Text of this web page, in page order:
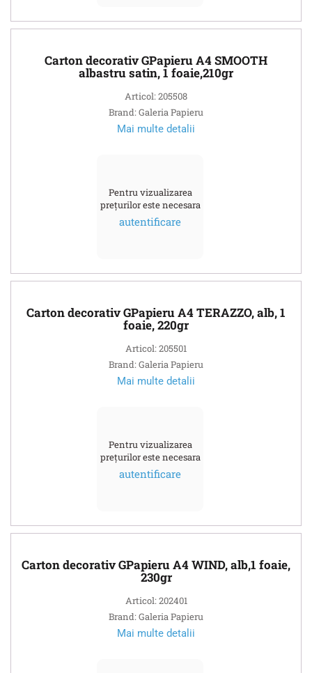
Carton decorativ GPapieru A4 SMOOTH
albastru satin, 1 foaie,210gr
Articol: 205508
Brand: Galeria Papieru
Mai multe detalii
Pentru vizualizarea
prețurilor este necesara
autentificare
Carton decorativ GPapieru A4 TERAZZO, alb, 1
foaie, 220gr
Articol: 205501
Brand: Galeria Papieru
Mai multe detalii
Pentru vizualizarea
prețurilor este necesara
autentificare
Carton decorativ GPapieru A4 WIND, alb,1 foaie,
230gr
Articol: 202401
Brand: Galeria Papieru
Mai multe detalii